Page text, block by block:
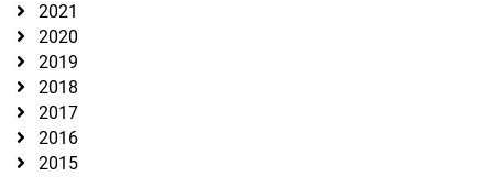
2021
2020
2019
2018
2017
2016
2015